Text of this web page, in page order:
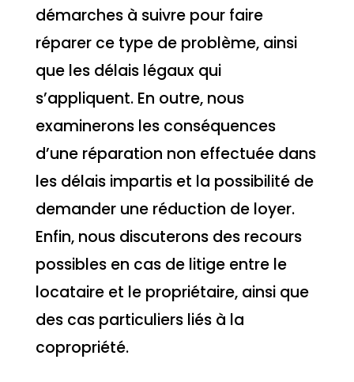
démarches à suivre pour faire
réparer ce type de problème, ainsi
que les délais légaux qui
s’appliquent. En outre, nous
examinerons les conséquences
d’une réparation non effectuée dans
les délais impartis et la possibilité de
demander une réduction de loyer.
Enfin, nous discuterons des recours
possibles en cas de litige entre le
locataire et le propriétaire, ainsi que
des cas particuliers liés à la
copropriété.